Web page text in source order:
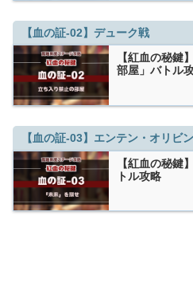
【血の証-02】デューク戦
【紅血の秘鍵
部屋」バトル
【血の証-03】エンテン・オリビ
【紅血の秘鍵
トル攻略